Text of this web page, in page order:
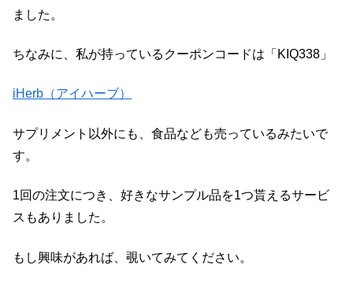
ました。
ちなみに、私が持っているクーポンコードは「KIQ338」
iHerb（アイハーブ）
サプリメント以外にも、食品なども売っているみたいで
す。
1回の注文につき、好きなサンプル品を1つ貰えるサービ
スもありました。
もし興味があれば、覗いてみてください。